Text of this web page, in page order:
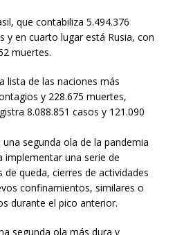
que contabiliza 5.494.376
y en cuarto lugar está Rusia, con
muertes.
lista de las naciones más
y 228.675 muertes,
8.088.851 casos y 121.090
segunda ola de la pandemia
una serie de
queda, cierres de actividades
confinamientos, similares o
durante el pico anterior.
segunda ola más dura y